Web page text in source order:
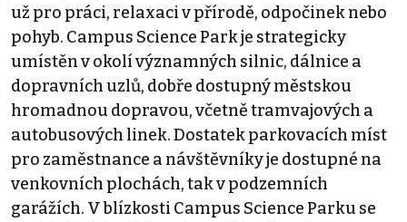
už pro práci, relaxaci v přírodě, odpočinek nebo
pohyb. Campus Science Park je strategicky
umístěn v okolí významných silnic, dálnice a
dopravních uzlů, dobře dostupný městskou
hromadnou dopravou, včetně tramvajových a
autobusových linek. Dostatek parkovacích míst
pro zaměstnance a návštěvníky je dostupné na
venkovních plochách, tak v podzemních
garážích. V blízkosti Campus Science Parku se